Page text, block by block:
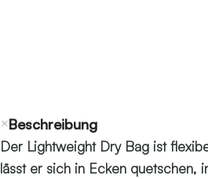
Beschreibung
Der Lightweight Dry Bag ist
lässt er sich in Ecken quetschen,